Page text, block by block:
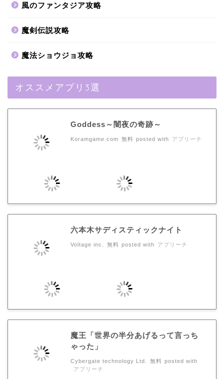
風のファンタジア攻略
魔剣伝説攻略
魔法ショウジョ攻略
オススメアプリ3選
Goddess～闇夜の奇跡～
Koramgame.com 無料 posted with アプリーチ
六本木サディスティックナイト
Voltage inc. 無料 posted with アプリーチ
魔王「世界の半分あげるって言っち
ゃった」
Cybergate technology Ltd. 無料 posted with
アプリーチ